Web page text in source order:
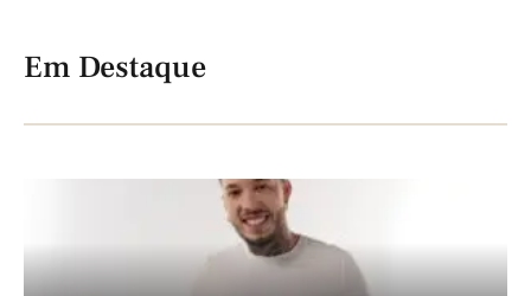
Em Destaque